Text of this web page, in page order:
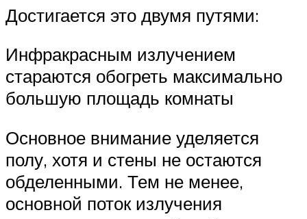
Достигается это двумя путями:
Инфракрасным излучением
стараются обогреть максимально
большую площадь комнаты
Основное внимание уделяется
полу, хотя и стены не остаются
обделенными. Тем не менее,
основной поток излучения